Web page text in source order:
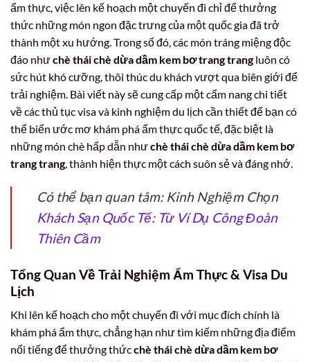
ẩm thực, việc lên kế hoạch một chuyến đi chỉ để thưởng
thức những món ngon đặc trưng của một quốc gia đã trở
thành một xu hướng. Trong số đó, các món tráng miệng độc
đáo nhưchè thái chè dừa dầm kem bơ trang trangluôn có
sức hút khó cưỡng, thôi thúc du khách vượt qua biên giới để
trải nghiệm. Bài viết này sẽ cung cấp một cẩm nang chi tiết
về các thủ tục visa và kinh nghiệm du lịch cần thiết để bạn có
thể biến ước mơ khám phá ẩm thực quốc tế, đặc biệt là
những món chè hấp dẫn nhưchè thái chè dừa dầm kem bơ
trang trang, thành hiện thực một cách suôn sẻ và đáng nhớ.
Có thể bạn quan tâm: Kinh Nghiệm Chọn
Khách Sạn Quốc Tế: Từ Ví Dụ Công Đoàn
Thiên Cầm
Tổng Quan Về Trải Nghiệm Ẩm Thực & Visa Du
Lịch
Khi lên kế hoạch cho một chuyến đi với mục đích chính là
khám phá ẩm thực, chẳng hạn như tìm kiếm những địa điểm
nổi tiếng để thưởng thứcchè thái chè dừa dầm kem bơ